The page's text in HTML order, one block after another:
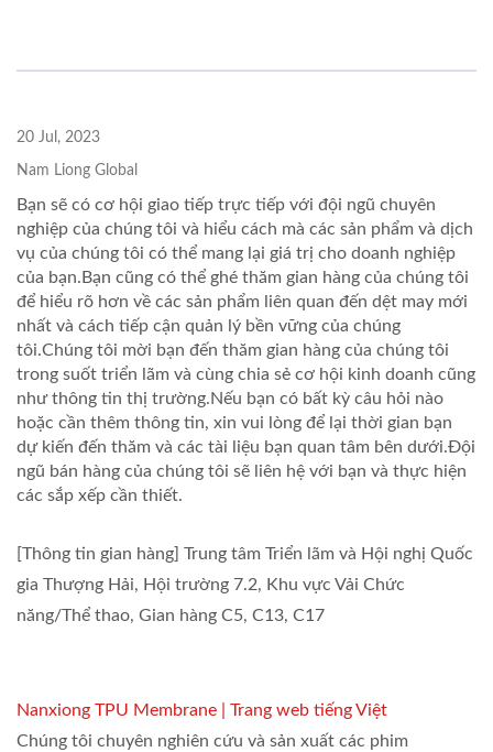
20 Jul, 2023
Nam Liong Global
Bạn sẽ có cơ hội giao tiếp trực tiếp với đội ngũ chuyên
nghiệp của chúng tôi và hiểu cách mà các sản phẩm và dịch
vụ của chúng tôi có thể mang lại giá trị cho doanh nghiệp
của bạn.Bạn cũng có thể ghé thăm gian hàng của chúng tôi
để hiểu rõ hơn về các sản phẩm liên quan đến dệt may mới
nhất và cách tiếp cận quản lý bền vững của chúng
tôi.Chúng tôi mời bạn đến thăm gian hàng của chúng tôi
trong suốt triển lãm và cùng chia sẻ cơ hội kinh doanh cũng
như thông tin thị trường.Nếu bạn có bất kỳ câu hỏi nào
hoặc cần thêm thông tin, xin vui lòng để lại thời gian bạn
dự kiến đến thăm và các tài liệu bạn quan tâm bên dưới.Đội
ngũ bán hàng của chúng tôi sẽ liên hệ với bạn và thực hiện
các sắp xếp cần thiết.
[Thông tin gian hàng] Trung tâm Triển lãm và Hội nghị Quốc
gia Thượng Hải, Hội trường 7.2, Khu vực Vải Chức
năng/Thể thao, Gian hàng C5, C13, C17
Nanxiong TPU Membrane | Trang web tiếng Việt
Chúng tôi chuyên nghiên cứu và sản xuất các phim